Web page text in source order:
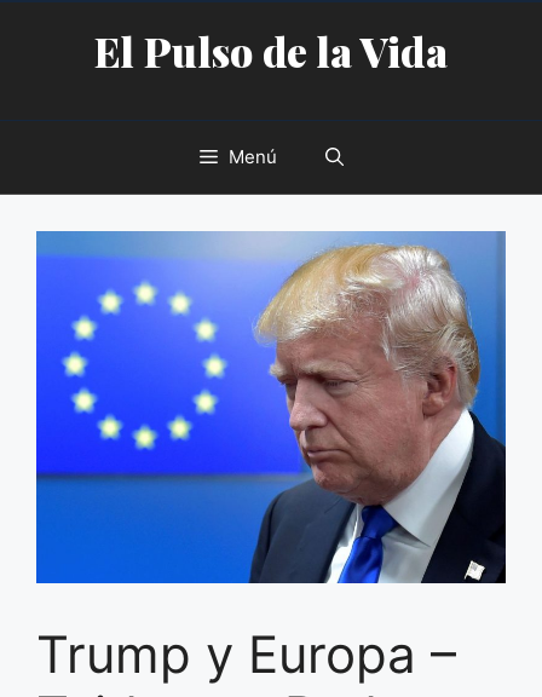
contenidoEl Pulso de la Vida
Menú
Trump y Europa –